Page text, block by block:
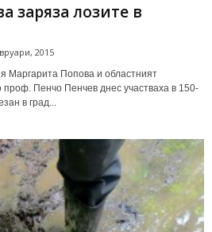
заряза лозите в
2015
Маргарита Попова и областният
Пенчо Пенчев днес участваха в 150-
в град...